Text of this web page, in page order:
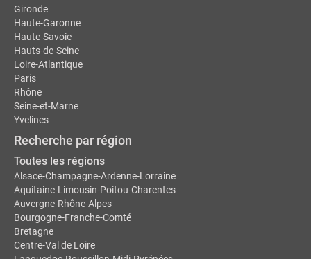
Gironde
Haute-Garonne
Haute-Savoie
Hauts-de-Seine
Loire-Atlantique
Paris
Rhône
Seine-et-Marne
Yvelines
Recherche par région
Toutes les régions
Alsace-Champagne-Ardenne-Lorraine
Aquitaine-Limousin-Poitou-Charentes
Auvergne-Rhône-Alpes
Bourgogne-Franche-Comté
Bretagne
Centre-Val de Loire